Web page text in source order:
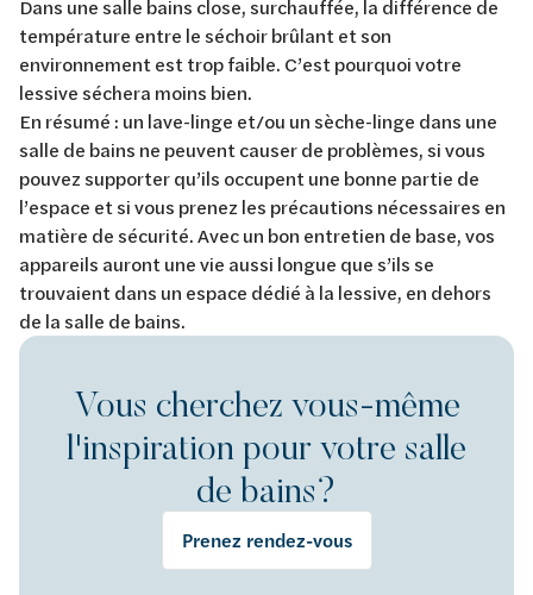
Dans une salle bains close, surchauffée, la différence de
température entre le séchoir brûlant et son
environnement est trop faible. C’est pourquoi votre
lessive séchera moins bien.
En résumé : un lave-linge et/ou un sèche-linge dans une
salle de bains ne peuvent causer de problèmes, si vous
pouvez supporter qu’ils occupent une bonne partie de
l’espace et si vous prenez les précautions nécessaires en
matière de sécurité. Avec un bon entretien de base, vos
appareils auront une vie aussi longue que s’ils se
trouvaient dans un espace dédié à la lessive, en dehors
de la salle de bains.
Vous cherchez vous-même
l'inspiration pour votre salle
de bains?
Prenez rendez-vous